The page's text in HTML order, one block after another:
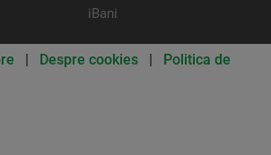
iBani
| Despre cookies | Politica de